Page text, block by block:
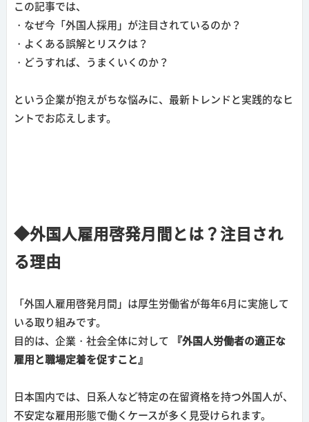
この記事では、
・なぜ今「外国人採用」が注目されているのか？
・よくある誤解とリスクは？
・どうすれば、うまくいくのか？
という企業が抱えがちな悩みに、最新トレンドと実践的なヒ
ントでお応えします。
◆外国人雇用啓発月間とは？注目され
る理由
「外国人雇用啓発月間」は厚生労働省が毎年6月に実施して
いる取り組みです。
目的は、企業・社会全体に対して 『外国人労働者の適正な
雇用と職場定着を促すこと』
日本国内では、日系人など特定の在留資格を持つ外国人が、
不安定な雇用形態で働くケースが多く見受けられます。